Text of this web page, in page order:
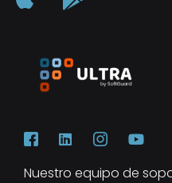
Nuestro equipo de